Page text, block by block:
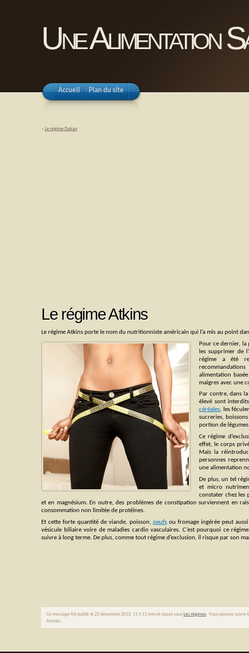
Une Alimentation
Accueil Plan du site
« Le régime Dukan
Le régime Atkins
Le régime Atkins porte le nom du nutritionniste américain qui l’a mis au point
Pour ce dernier, la
les supprimer de
régime a été
alimentation
maigres avec une
Par contre, dans
élevé sont
céréales, les
sucreries,
portion de
Ce régime
effet, le corps
Mais la
personnes
une alimentation
De plus, un tel
et micro
constater chez les
et en magnésium. En outre, des problèmes de constipation surviennent en
consommation non limitée de protéines.
Et cette forte quantité de viande, poisson, oeufsou fromage ingérée peut
vésicule biliaire voire de maladies cardio vasculaires. C’est pourquoi ce
suivre à long terme. De plus, comme tout régime d’exclusion, il risque par son
Ce message fût publié le 22 décembre 2013, 11 h 11 min et classé sous Les régimes. Vous pouvez suivre
fermés.